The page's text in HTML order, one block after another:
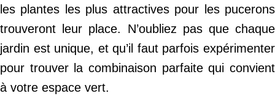
les plantes les plus attractives pour les pucerons
trouveront leur place. N’oubliez pas que chaque
jardin est unique, et qu’il faut parfois expérimenter
pour trouver la combinaison parfaite qui convient
à votre espace vert.